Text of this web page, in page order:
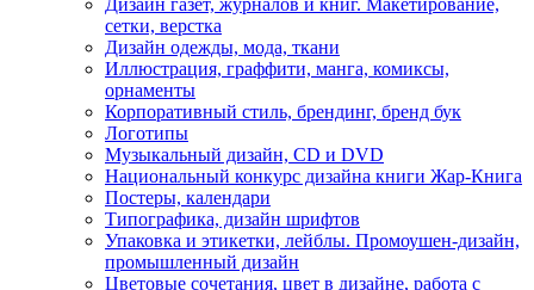
Дизайн газет, журналов и книг. Макетирование,
сетки, верстка
Дизайн одежды, мода, ткани
Иллюстрация, граффити, манга, комиксы,
орнаменты
Корпоративный стиль, брендинг, бренд бук
Логотипы
Музыкальный дизайн, СD и DVD
Национальный конкурс дизайна книги Жар-Книга
Постеры, календари
Типографика, дизайн шрифтов
Упаковка и этикетки, лейблы. Промоушен-дизайн,
промышленный дизайн
Цветовые сочетания, цвет в дизайне, работа с